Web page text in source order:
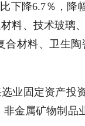
下降6.7％，
料、技术玻璃
材料、卫生
业固定资产投
金属矿物制